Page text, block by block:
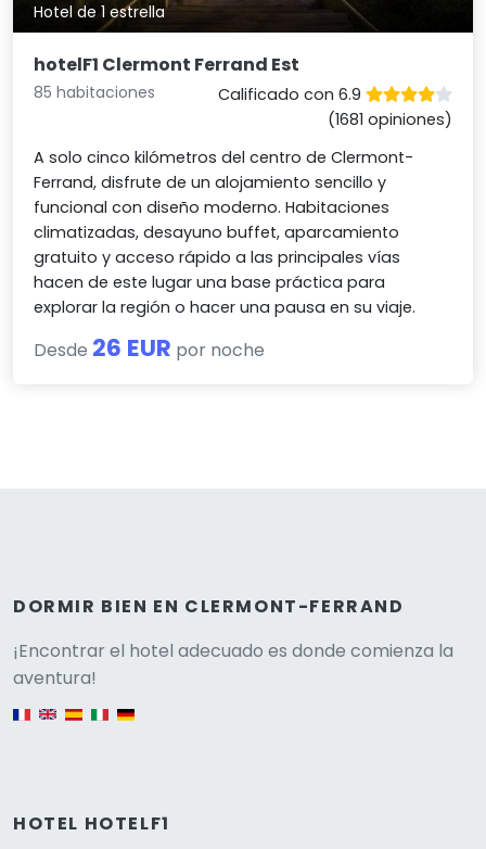
Hotel de 1 estrella
hotelF1 Clermont Ferrand Est
85 habitaciones
Calificado con 6.9
(1681 opiniones)
A solo cinco kilómetros del centro de Clermont-
Ferrand, disfrute de un alojamiento sencillo y
funcional con diseño moderno. Habitaciones
climatizadas, desayuno buffet, aparcamiento
gratuito y acceso rápido a las principales vías
hacen de este lugar una base práctica para
explorar la región o hacer una pausa en su viaje.
Desde 26 EUR por noche
DORMIR BIEN EN CLERMONT-FERRAND
¡Encontrar el hotel adecuado es donde comienza la
aventura!
HOTEL HOTELF1